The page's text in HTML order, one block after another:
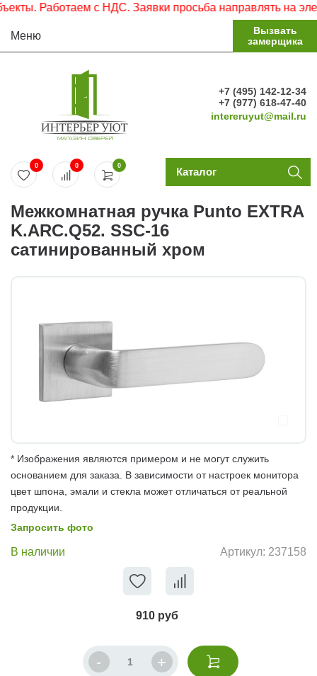
Работаем с НДС. Заявки просьба направлять на
Меню
Вызвать
замерщика
+7 (495) 142-12-34
+7 (977) 618-47-40
intereruyut@mail.ru
0
0 0 Каталог
Межкомнатная ручка Punto EXTRA
K.ARC.Q52. SSC-16
сатинированный хром
* Изображения являются примером и не могут служить
основанием для заказа. В зависимости от настроек монитора
цвет шпона, эмали и стекла может отличаться от реальной
продукции.
Запросить фото
В наличии Артикул: 237158
910 руб